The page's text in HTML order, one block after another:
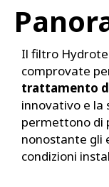
Il filtro
comprovate
trattamento
innovativo e
permettono di
nonostante gli
condizioni